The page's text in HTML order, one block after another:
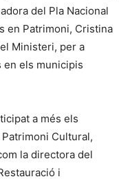
del Pla Nacional
en Patrimoni, Cristina
Ministeri, per a
en els municipis
a més els
Cultural,
la directora del
i